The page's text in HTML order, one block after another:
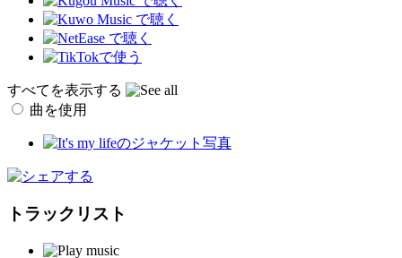
すべてを表示する
曲を使用
トラックリスト